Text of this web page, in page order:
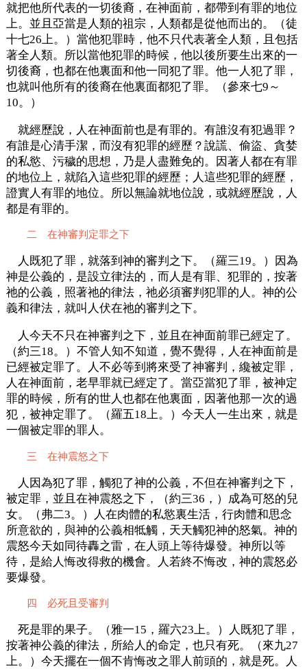
就把他所代表的一切後裔，在神面前，都帶到有罪的地位
上。並且亞當是人類的祖宗，人類都是從他而出的。（徒
十七26上。）當他犯罪時，他不只代表著全人類，且包括
著全人類。所以當他犯罪的時候，他以後所要生出來的一
切後裔，也都在他裏面和他一同犯了罪。他一人犯了罪，
也就叫他所有的後裔在他裏面都犯了罪。（參來七9～
10。）
就經歷說，人在神面前也是有罪的。有誰沒有犯過罪？
有誰是心清手潔，而沒有犯罪的經歷？說謊、偷盜、貪婪
的私慾、污穢的思想，乃是人盡難免的。因著人都在有罪
的地位上，就陷入這些犯罪的經歷；人這些犯罪的經歷，
證實人有罪的地位。所以無論就地位說，或就經歷說，人
都是有罪的。
二 在神審判定罪之下
人既犯了罪，就落到神的審判之下。（羅三19。）因為
神是公義的，是設立律法的，而人是有罪、犯罪的，按著
祂的公義，照著祂的律法，祂必須審判犯罪的人。神的公
義和律法，就叫人伏在祂的審判之下。
人今天不只在神審判之下，並且在神面前罪已經定了。
（約三18。）不管人知不知道，覺不覺得，人在神面前是
已經被定罪了。人不必等到將來受了神審判，纔被定罪，
人在神面前，老早罪就已經定了。當亞當犯了罪，被神定
罪的時候，所有的世人也都在他裏面，因著他那一次的過
犯，被神定罪了。（羅五18上。）今天人一生出來，就是
一個被定罪的罪人。
三 在神震怒之下
人因為犯了罪，觸犯了神的公義，不但在神審判之下，
被定罪，並且在神震怒之下，（約三36，）成為可怒的兒
女。（弗二3。）人在肉體的私慾裏生活，行肉體和思念
所意欲的，與神的公義相牴觸，天天觸犯神的怒氣。神的
震怒今天如同待轟之雷，在人頭上等待爆發。神所以等
待，是給人悔改得救的機會。人若終不悔改，神的震怒必
要爆發。
四 必死且受審判
死是罪的果子。（雅一15，羅六23上。）人既犯了罪，
按著神公義的律法，所給人的命定，也只有死。（來九27
上。）今天擺在一個不肯悔改之罪人前頭的，就是死。人